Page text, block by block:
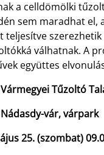
a celldömölki
sem maradhat
teljesítve
válhatnak. A
együttes
Vármegyei Tűzoltó
vár, várpark
25. (szombat)